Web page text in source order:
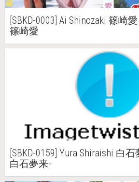
[SBKD-0003] Ai Shinozaki 篠崎
篠崎愛
[SBKD-0159] Yura Shiraishi 白
白石夢来-